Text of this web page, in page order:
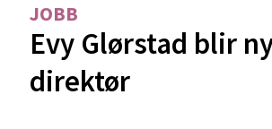
JOBB
Evy Glørstad blir
direktør